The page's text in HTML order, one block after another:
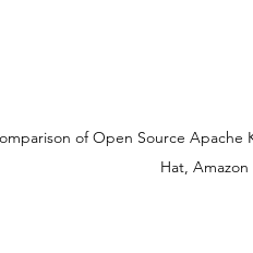
of Open Source
Hat, Amazon